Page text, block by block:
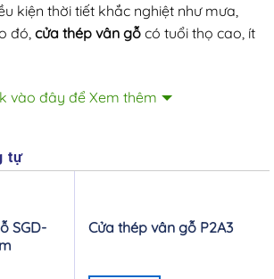
kiện thời tiết khắc nghiệt như mưa,
đó, cửa thép vân gỗ có tuổi thọ cao, ít
cửa giúp tăng cường tính bảo mật cho
vào đây để Xem thêm
tự
SGD-
Cửa thép vân gỗ P2A3